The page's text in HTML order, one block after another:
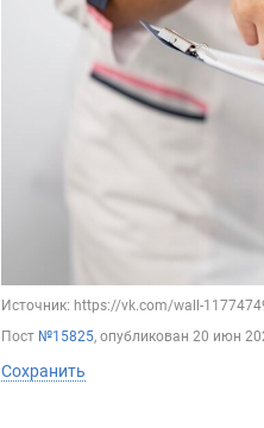
Источник: https://vk.com/wall-
Пост №15825, опубликован 20 июн
Сохранить